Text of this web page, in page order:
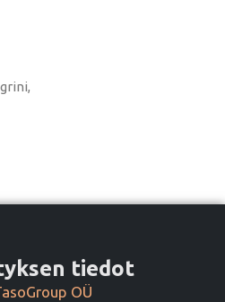
tiedot
OÜ